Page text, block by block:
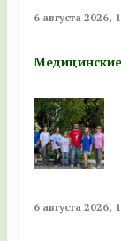
6 августа 2026,
6 августа 2026,